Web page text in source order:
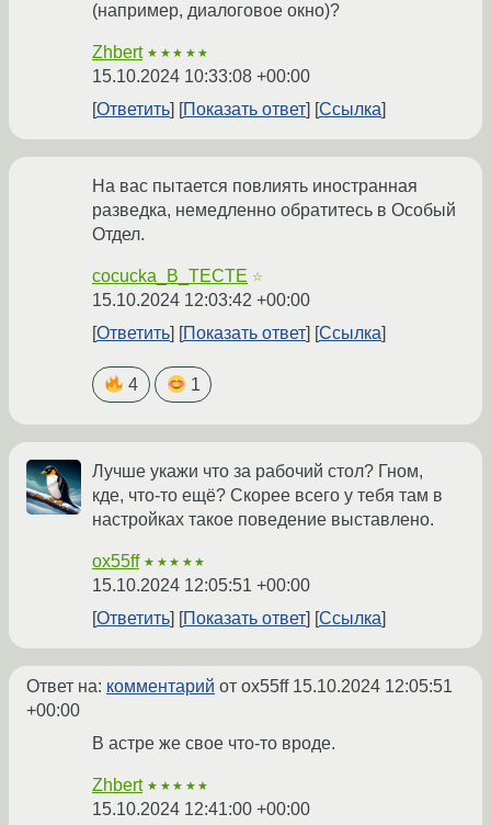
(например, диалоговое окно)?
Zhbert ★★★★★
15.10.2024 10:33:08 +00:00
Ответить
Показать ответ Ссылка
На вас пытается повлиять иностранная
разведка, немедленно обратитесь в Особый
Отдел.
cocucka_B_TECTE ☆
15.10.2024 12:03:42 +00:00
Ответить
Показать ответ Ссылка
4 1
Лучше укажи что за рабочий стол? Гном,
кде, что-то ещё? Скорее всего у тебя там в
настройках такое поведение выставлено.
ox55ff ★★★★★
15.10.2024 12:05:51 +00:00
Ответить
Показать ответ Ссылка
Ответ на: комментарий от ox55ff 15.10.2024 12:05:51
+00:00
В астре же свое что-то вроде.
Zhbert ★★★★★
15.10.2024 12:41:00 +00:00